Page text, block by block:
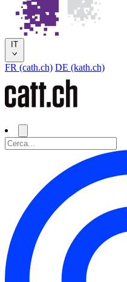
IT
FR (cath.ch) DE (kath.ch)